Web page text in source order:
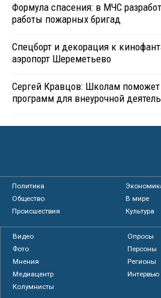
Формула спасения: в МЧС
работы пожарных бригад
Спецборт и декорация к
аэропорт Шереметьево
Сергей Кравцов: Школам поможет
программ для внеурочной
Политика
Общество
В мире
Происшествия
Культура
Видео
Опросы
Фото
Персоны
Мнения
Регионы
Медиацентр
Интервью
Колумнисты